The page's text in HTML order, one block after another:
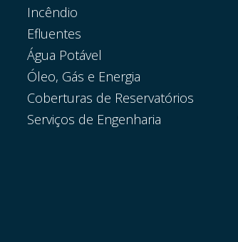
Incêndio
Efluentes
Água Potável
Óleo, Gás e Energia
Coberturas de Reservatórios
Serviços de Engenharia